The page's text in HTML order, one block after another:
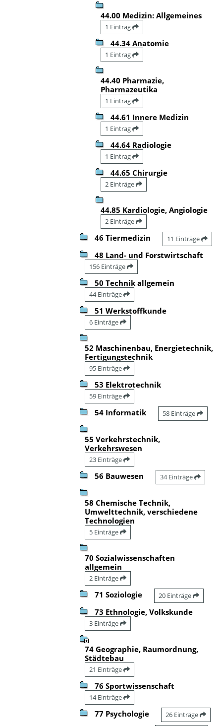
44.00 Medizin: Allgemeines
1 Eintrag
44.34 Anatomie
1 Eintrag
44.40 Pharmazie,
Pharmazeutika
1 Eintrag
44.61 Innere Medizin
1 Eintrag
44.64 Radiologie
1 Eintrag
44.65 Chirurgie
2 Einträge
44.85 Kardiologie, Angiologie
2 Einträge
46 Tiermedizin 11 Einträge
48 Land- und Forstwirtschaft
156 Einträge
50 Technik allgemein
44 Einträge
51 Werkstoffkunde
6 Einträge
52 Maschinenbau, Energietechnik,
Fertigungstechnik
95 Einträge
53 Elektrotechnik
59 Einträge
54 Informatik 58 Einträge
55 Verkehrstechnik,
Verkehrswesen
23 Einträge
56 Bauwesen 34 Einträge
58 Chemische Technik,
Umwelttechnik, verschiedene
Technologien
5 Einträge
70 Sozialwissenschaften
allgemein
2 Einträge
71 Soziologie 20 Einträge
73 Ethnologie, Volkskunde
3 Einträge
74 Geographie, Raumordnung,
Städtebau
21 Einträge
76 Sportwissenschaft
14 Einträge
77 Psychologie 26 Einträge